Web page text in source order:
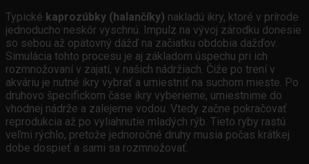
Typické kaprozúbky (halančíky) nakladú ikry, ktoré v prírode
jednoducho neskôr vyschnú. Impulz na vývoj zárodku donesie
so sebou až opätovný dážď na začiatku obdobia dažďov.
Simulácia tohto procesu je aj základom úspechu pri ich
rozmnožovaní v zajatí, v našich nádržiach. Čiže po trení v
akváriu je nutné ikry vybrať a umiestniť na suchom mieste. Po
druhovo špecifickom čase ikry vyberieme, umiestnime do
vhodnej nádrže a zalejeme vodou. Vtedy začne pokračovať
reprodukcia až po vyliahnutie mladých rýb. Tieto ryby rastú
veľmi rýchlo, pretože jednoročné druhy musia počas krátkej
dobe dospieť a sami sa rozmnožovať.